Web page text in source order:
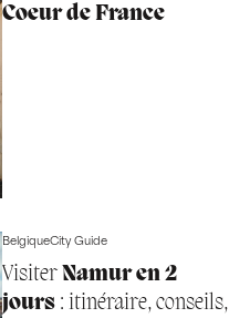
Coeur de France
BelgiqueCity Guide
Visiter Namur en 2
jours: itinéraire, conseils,